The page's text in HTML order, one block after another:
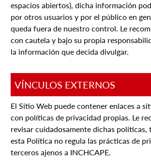
espacios abiertos), dicha información
por otros usuarios y por el público en
queda fuera de nuestro control. Le
con cautela y bajo su propia
la información que decida divulgar.
VÍNCULOS EXTERNOS
El Sitio Web puede contener enlaces a
con políticas de privacidad propias. Le
revisar cuidadosamente dichas políticas,
esta Política no regula las prácticas de
terceros ajenos a INCHCAPE.